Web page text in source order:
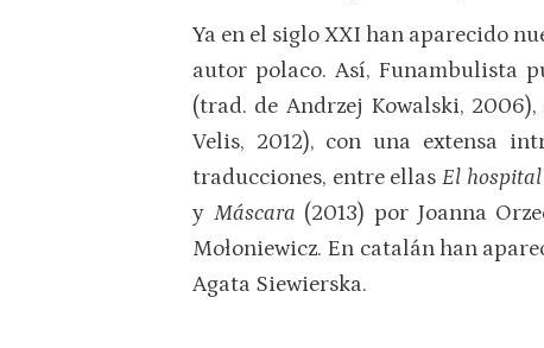
Ya en el siglo XXI han aparecido
autor polaco. Así, Funambulista
(trad. de Andrzej Kowalski,
Velis, 2012), con una extensa
traducciones, entre ellasEl
y Máscara (2013) por Joanna
Mołoniewicz. En catalán han
Agata Siewierska.